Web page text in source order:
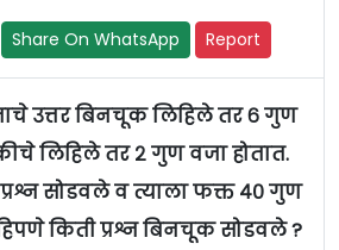
Share On WhatsApp Report
उत्तर बिनचूक लिहिले तर ६ गुण
लिहिले तर २ गुण वजा होतात.
प्रश्न सोडवले व त्याला फक्त ४० गुण
किती प्रश्न बिनचूक सोडवले ?